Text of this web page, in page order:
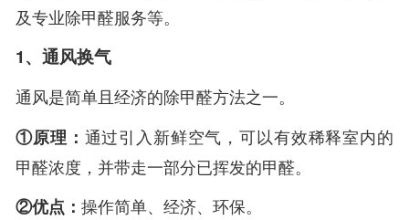
及专业除甲醛服务等。
1、通风换气
通风是简单且经济的除甲醛方法之一。
①原理： 通过引入新鲜空气，可以有效稀释室内的
甲醛浓度，并带走一部分已挥发的甲醛。
②优点：操作简单、经济、环保。